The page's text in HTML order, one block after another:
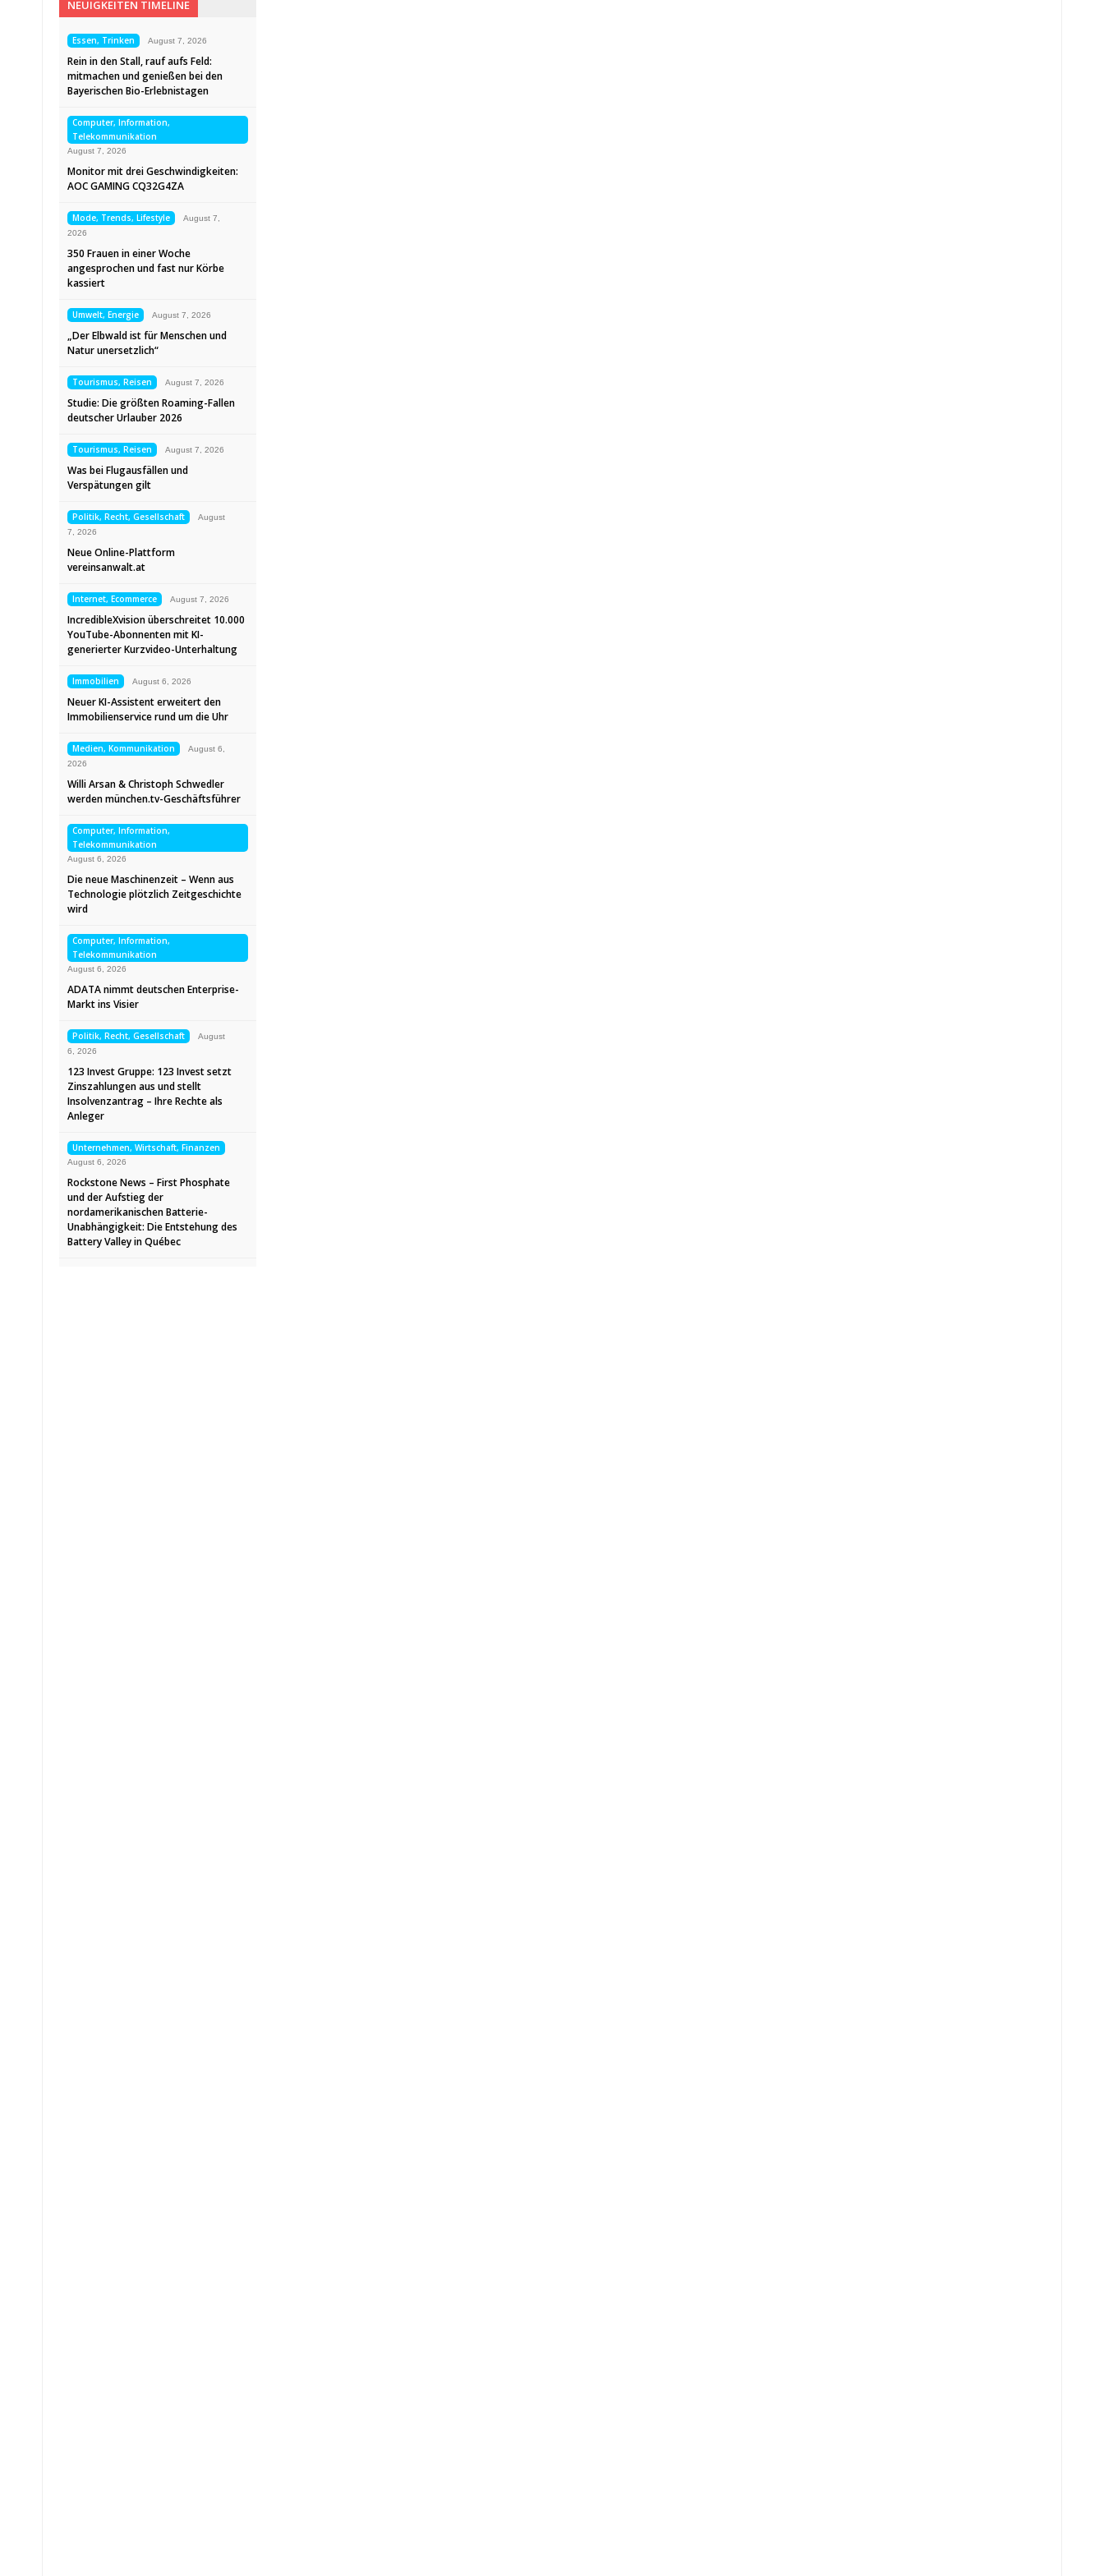
NEUIGKEITEN TIMELINE
Essen, Trinken August 7, 2026
Rein in den Stall, rauf aufs Feld:
mitmachen und genießen bei den
Bayerischen Bio-Erlebnistagen
Computer, Information,
Telekommunikation
August 7, 2026
Monitor mit drei Geschwindigkeiten:
AOC GAMING CQ32G4ZA
Mode, Trends, Lifestyle
August 7,
2026
350 Frauen in einer Woche
angesprochen und fast nur Körbe
kassiert
Umwelt, Energie August 7, 2026
„Der Elbwald ist für Menschen und
Natur unersetzlich“
Tourismus, Reisen August 7, 2026
Studie: Die größten Roaming-Fallen
deutscher Urlauber 2026
Tourismus, Reisen August 7, 2026
Was bei Flugausfällen und
Verspätungen gilt
Politik, Recht, Gesellschaft
August
7, 2026
Neue Online-Plattform
vereinsanwalt.at
Internet, Ecommerce August 7, 2026
IncredibleXvision überschreitet 10.000
YouTube-Abonnenten mit KI-
generierter Kurzvideo-Unterhaltung
Immobilien August 6, 2026
Neuer KI-Assistent erweitert den
Immobilienservice rund um die Uhr
Medien, Kommunikation
August 6,
2026
Willi Arsan & Christoph Schwedler
werden münchen.tv-Geschäftsführer
Computer, Information,
Telekommunikation
August 6, 2026
Die neue Maschinenzeit – Wenn aus
Technologie plötzlich Zeitgeschichte
wird
Computer, Information,
Telekommunikation
August 6, 2026
ADATA nimmt deutschen Enterprise-
Markt ins Visier
Politik, Recht, Gesellschaft
August
6, 2026
123 Invest Gruppe: 123 Invest setzt
Zinszahlungen aus und stellt
Insolvenzantrag – Ihre Rechte als
Anleger
Unternehmen, Wirtschaft, Finanzen
August 6, 2026
Rockstone News – First Phosphate
und der Aufstieg der
nordamerikanischen Batterie-
Unabhängigkeit: Die Entstehung des
Battery Valley in Québec